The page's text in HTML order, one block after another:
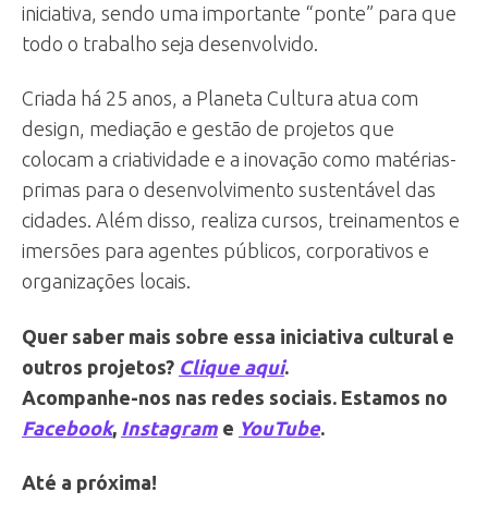
iniciativa, sendo uma importante “ponte” para que
todo o trabalho seja desenvolvido.
Criada há 25 anos, a Planeta Cultura atua com
design, mediação e gestão de projetos que
colocam a criatividade e a inovação como matérias-
primas para o desenvolvimento sustentável das
cidades. Além disso, realiza cursos, treinamentos e
imersões para agentes públicos, corporativos e
organizações locais.
Quer saber mais sobre essa iniciativa cultural e
outros projetos? Clique aqui.
Acompanhe-nos nas redes sociais. Estamos no
Facebook, Instagram e YouTube.
Até a próxima!